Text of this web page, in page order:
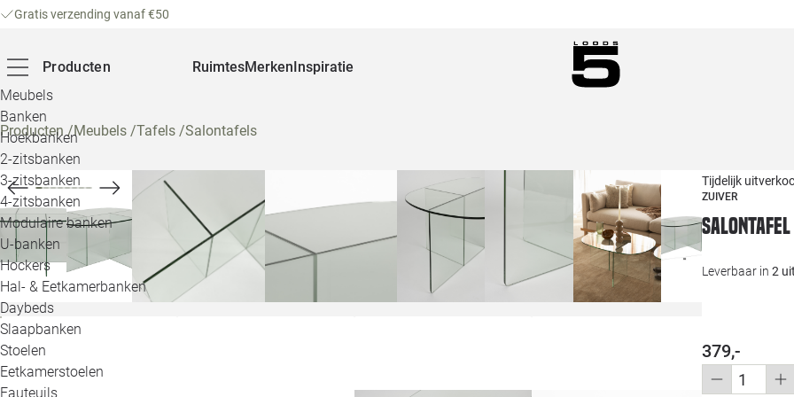
Gratis verzending vanaf €50
Producten
Meubels
Banken
Hoekbanken
2-zitsbanken
3-zitsbanken
4-zitsbanken
Modulaire banken
U-banken
Hockers
Hal- & Eetkamerbanken
Daybeds
Slaapbanken
Stoelen
Eetkamerstoelen
Fauteuils
RuimtesMerkenInspiratie
Producten/Meubels /Tafels /Salontafels
Tijdelijk
ZUIVER
Leverbaar in 2
379,-